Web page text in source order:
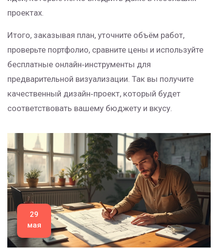
проектах.
Итого, заказывая план, уточните объём работ,
проверьте портфолио, сравните цены и используйте
бесплатные онлайн‑инструменты для
предварительной визуализации. Так вы получите
качественный дизайн‑проект, который будет
соответствовать вашему бюджету и вкусу.
29
мая